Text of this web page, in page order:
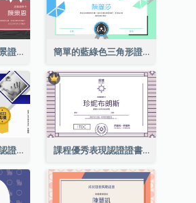
粉色和灰色煙霧背景證書 簡單的藍綠色三角形證書
珠寶設計協會課程認證證書 課程優秀表現認證證書